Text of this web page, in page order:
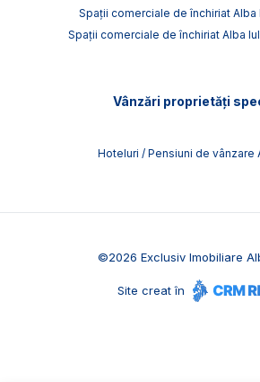
Spații comerciale de închiriat Alba
Spații comerciale de închiriat Alba
Vânzări proprietăți
Hoteluri / Pensiuni de vânzare
©2026 Exclusiv Imobiliare
Site creat în